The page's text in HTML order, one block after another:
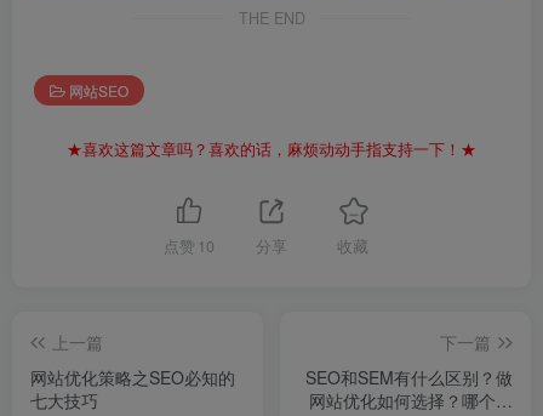
THE END
网站SEO
★喜欢这篇文章吗？喜欢的话，麻烦动动手指支持一下！★
点赞 10 分享 收藏
上一篇
网站优化策略之SEO必知的
七大技巧
下一篇
SEO和SEM有什么区别？做
网站优化如何选择？哪个更